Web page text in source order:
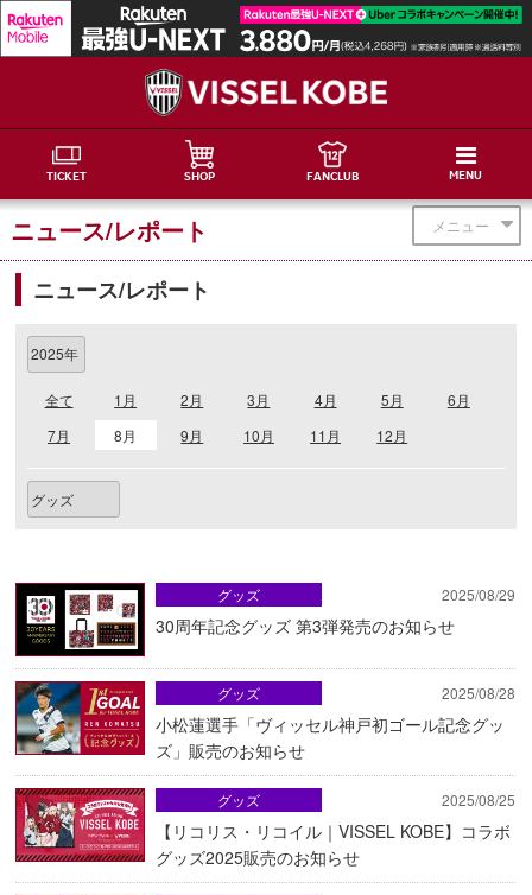
TICKET SHOP FANCLUB MENU
メニュー
ニュース/レポート
ニュース/レポート
全て 1月 2月 3月 4月 5月
6月
7月
8月 9月 10月 11月 12月
2025/08/29
30周年記念グッズ 第3弾発売のお知らせ
グッズ
2025/08/28
小松蓮選手「ヴィッセル神戸初ゴール記念グッ
ズ」販売のお知らせ
グッズ
2025/08/25
【リコリス・リコイル｜VISSEL KOBE】コラボ
グッズ2025販売のお知らせ
グッズ